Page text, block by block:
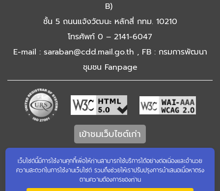
B)
ชั้น 5 ถนนแจ้งวัฒนะ หลักสี่ กทม. 10210
โทรศัพท์ 0 – 2141-6047
E-mail : saraban@cdd.mail.go.th , FB : กรมการพัฒนา
ชุมชน Fanpage
เข้าชมเว็บไซต์เก่า
จำนวนการเข้าชม : 4,266,447
เว็บไซต์นี้มีการใช้งานคุกกี้เพื่อให้ท่านสามารถใช้บริการได้อย่างต่อเนื่องและอำนวย
ความสะดวกในการใช้งานเว็บไซต์ รวมถึงช่วยให้เราปรับปรุงการนำเสนอเนื้อหาตรง
ตามความต้องการของท่าน